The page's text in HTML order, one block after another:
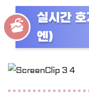
실시간
엔)